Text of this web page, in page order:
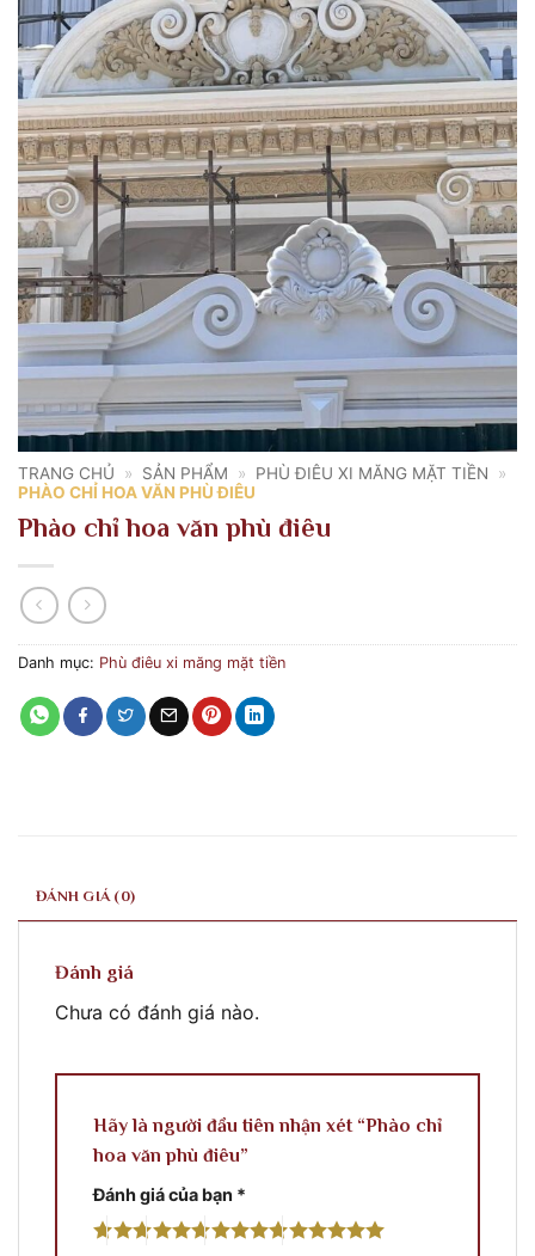
TRANG CHỦ » SẢN PHẨM » PHÙ ĐIÊU XI MĂNG MẶT TIỀN
»
PHÀO CHỈ HOA VĂN PHÙ ĐIÊU
Phào chỉ hoa văn phù điêu
Danh mục: Phù điêu xi măng mặt tiền
ĐÁNH GIÁ (0)
Đánh giá
Chưa có đánh giá nào.
Hãy là người đầu tiên nhận xét “Phào chỉ
hoa văn phù điêu”
Đánh giá của bạn *